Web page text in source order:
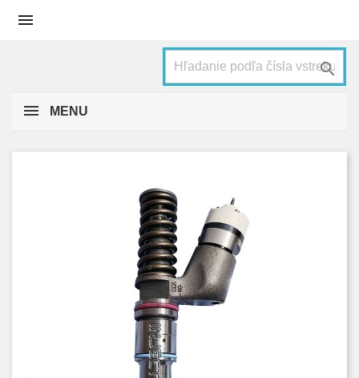


MENU